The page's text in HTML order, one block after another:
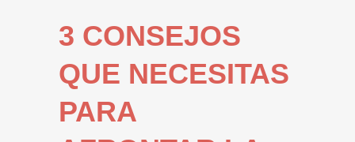
3 CONSEJOS
QUE NECESITAS
PARA